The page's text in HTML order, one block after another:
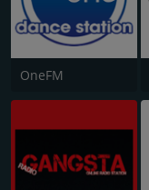
OneFM